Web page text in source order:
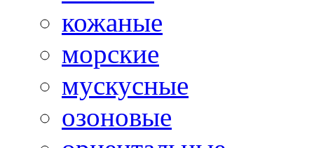
кожаные
морские
мускусные
озоновые